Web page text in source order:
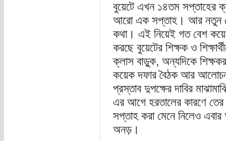
বুয়েটে এখন ১৪তম সপ্তাহের
আরো এক সপ্তাহ। আর নতুন
কথা। এই নিয়েই গত বেশ
করছে বুয়েটের শিক্ষক ও
ক্লাস বাড়ুক, অন্যদিকে
কয়েক দফার বৈঠক আর
প্রস্তাব দুপক্ষের দাবির
এর আগে হরতালের কারণে তের
সপ্তাহ করা মেনে নিলেও
অনড়।